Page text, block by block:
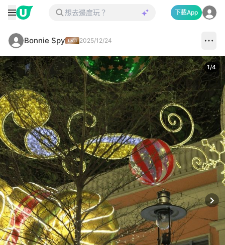
下載App
Bonnie Spy 2025/12/24
1/4